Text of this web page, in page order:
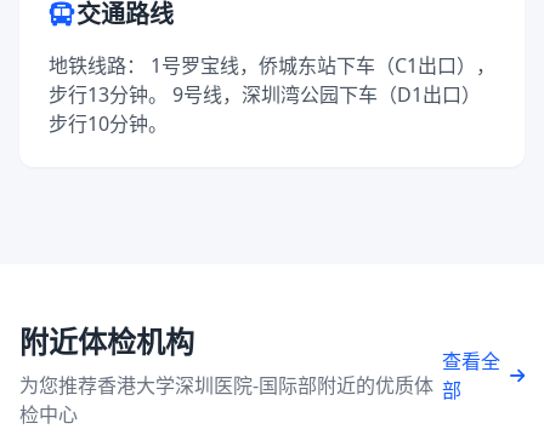
交通路线
地铁线路： 1号罗宝线，侨城东站下车（C1出口），
步行13分钟。 9号线，深圳湾公园下车（D1出口）
步行10分钟。
附近体检机构
为您推荐香港大学深圳医院-国际部附近的优质体
检中心
查看全
部